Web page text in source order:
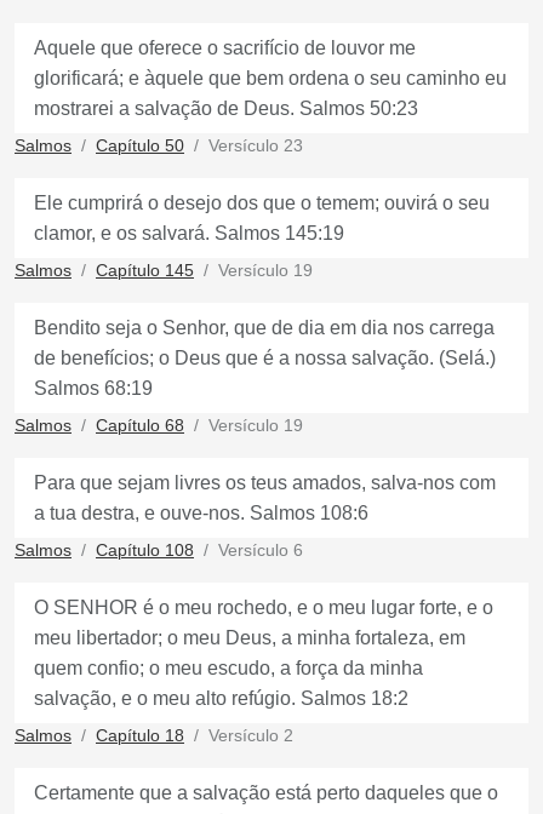
Aquele que oferece o sacrifício de louvor me
glorificará; e àquele que bem ordena o seu caminho eu
mostrarei a salvação de Deus. Salmos 50:23
Salmos Capítulo 50 Versículo 23
Ele cumprirá o desejo dos que o temem; ouvirá o seu
clamor, e os salvará. Salmos 145:19
Salmos Capítulo 145 Versículo 19
Bendito seja o Senhor, que de dia em dia nos carrega
de benefícios; o Deus que é a nossa salvação. (Selá.)
Salmos 68:19
Salmos Capítulo 68 Versículo 19
Para que sejam livres os teus amados, salva-nos com
a tua destra, e ouve-nos. Salmos 108:6
Salmos Capítulo 108 Versículo 6
O SENHOR é o meu rochedo, e o meu lugar forte, e o
meu libertador; o meu Deus, a minha fortaleza, em
quem confio; o meu escudo, a força da minha
salvação, e o meu alto refúgio. Salmos 18:2
Salmos Capítulo 18 Versículo 2
Certamente que a salvação está perto daqueles que o